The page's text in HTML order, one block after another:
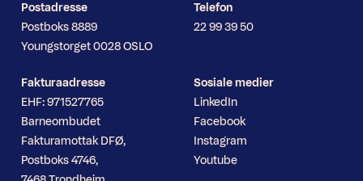
Postadresse
Postboks 8889
Youngstorget 0028 OSLO
Fakturaadresse
EHF: 971527765
Barneombudet
Fakturamottak DFØ,
Postboks 4746,
Telefon
22 99 39 50
Sosiale medier
LinkedIn
Facebook
Instagram
Youtube